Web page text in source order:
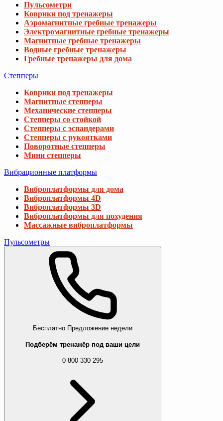
Пульсометри
Коврики под тренажеры
Аэромагнитные гребные тренажеры
Электромагнитные гребные тренажеры
Магнитные гребные тренажеры
Водные гребные тренажеры
Гребные тренажеры для дома
Степперы
Коврики под тренажеры
Магнитные степперы
Механические степперы
Степперы со стойкой
Степперы с эспандерами
Степперы с рукоятками
Поворотные степперы
Мини степперы
Вибрационные платформы
Виброплатформы для дома
Виброплатформы 4D
Виброплатформы 3D
Виброплатформы для похудения
Массажные виброплатформы
Пульсометры
Бесплатно Предложение недели
Подберём тренажёр под ваши цели
0 800 330 295